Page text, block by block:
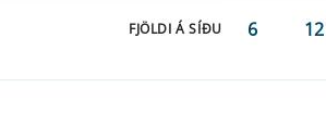
FJÖLDI Á SÍÐU 6 12